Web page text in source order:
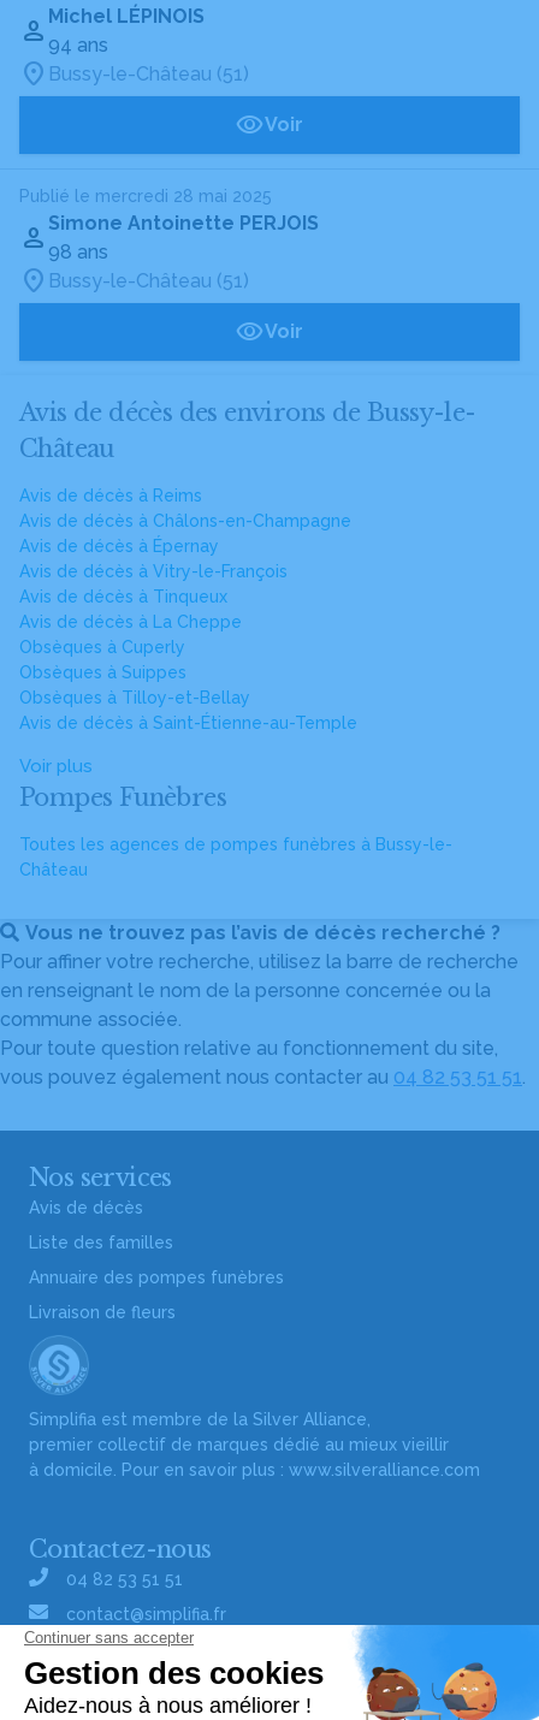
Michel LÉPINOIS
94 ans
Bussy-le-Château (51)
Voir
Publié le mercredi 28 mai 2025
Simone Antoinette PERJOIS
98 ans
Bussy-le-Château (51)
Voir
Avis de décès des environs de Bussy-le-
Château
Avis de décès à Reims
Avis de décès à Châlons-en-Champagne
Avis de décès à Épernay
Avis de décès à Vitry-le-François
Avis de décès à Tinqueux
Avis de décès à La Cheppe
Obsèques à Cuperly
Obsèques à Suippes
Obsèques à Tilloy-et-Bellay
Avis de décès à Saint-Étienne-au-Temple
Voir plus
Pompes Funèbres
Toutes les agences de pompes funèbres à Bussy-le-
Château
Vous ne trouvez pas l’avis de décès recherché ?
Pour affiner votre recherche, utilisez la barre de recherche
en renseignant le nom de la personne concernée ou la
commune associée.
Pour toute question relative au fonctionnement du site,
vous pouvez également nous contacter au 04 82 53 51 51.
Nos services
Avis de décès
Liste des familles
Annuaire des pompes funèbres
Livraison de fleurs
Simplifia est membre de la Silver Alliance,
premier collectif de marques dédié au mieux vieillir
à domicile. Pour en savoir plus : www.silveralliance.com
Contactez-nous
04 82 53 51 51
contact@simplifia.fr
Réseaux sociaux